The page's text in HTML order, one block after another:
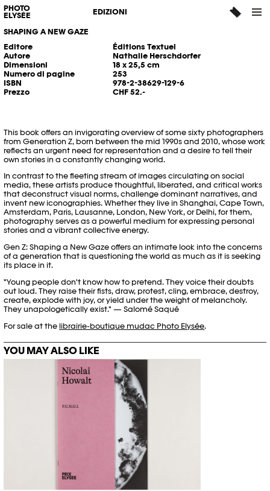
PHOTO
ELYSÉE
EDIZIONI
GEN Z
SHAPING A NEW GAZE
Editore
Éditions Textuel
Autore
Nathalie Herschdorfer
Dimensioni
18 x 25,5 cm
Numero di pagine
253
ISBN
978-2-38629-129-6
Prezzo
CHF 52.-
This book offers an invigorating overview of some sixty photographers
from Generation Z, born between the mid 1990s and 2010, whose work
reflects an urgent need for representation and a desire to tell their
own stories in a constantly changing world.
In contrast to the fleeting stream of images circulating on social
media, these artists produce thoughtful, liberated, and critical works
that deconstruct visual norms, challenge dominant narratives, and
invent new iconographies. Whether they live in Shanghai, Cape Town,
Amsterdam, Paris, Lausanne, London, New York, or Delhi, for them,
photography serves as a powerful medium for expressing personal
stories and a vibrant collective energy.
Gen Z: Shaping a New Gaze offers an intimate look into the concerns
of a generation that is questioning the world as much as it is seeking
its place in it.
"Young people don't know how to pretend. They voice their doubts
out loud. They raise their fists, draw, protest, cling, embrace, destroy,
create, explode with joy, or yield under the weight of melancholy.
They unapologetically exist." — Salomé Saqué
For sale at the librairie-boutique mudac Photo Elysée.
YOU MAY ALSO LIKE